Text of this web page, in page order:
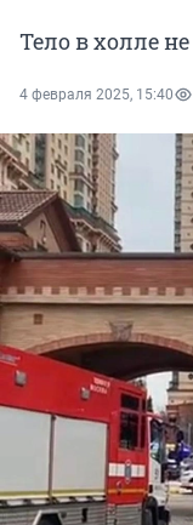
Тело в холле
4 февраля 2025, 15:40